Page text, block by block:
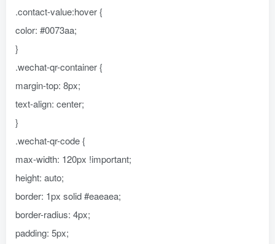
.contact-value:hover {
color: #0073aa;
}
.wechat-qr-container {
margin-top: 8px;
text-align: center;
}
.wechat-qr-code {
max-width: 120px !important;
height: auto;
border: 1px solid #eaeaea;
border-radius: 4px;
padding: 5px;